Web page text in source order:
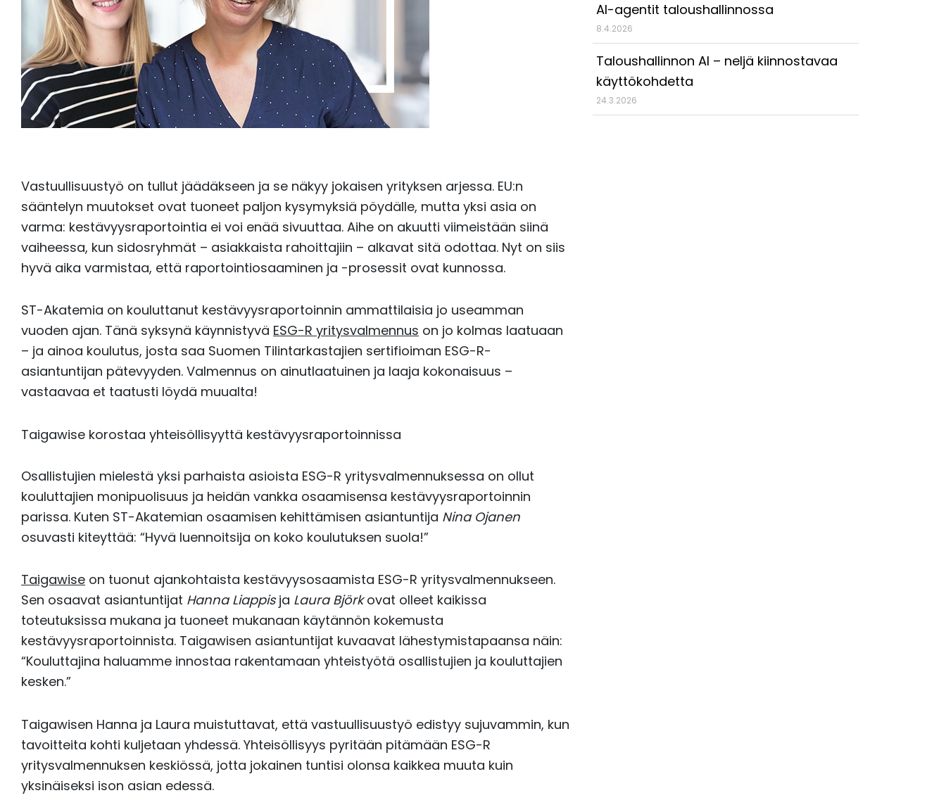
Vastuullisuustyö on tullut jäädäkseen ja se näkyy jokaisen yrityksen arjessa. EU:n
sääntelyn muutokset ovat tuoneet paljon kysymyksiä pöydälle, mutta yksi asia on
varma: kestävyysraportointia ei voi enää sivuuttaa. Aihe on akuutti viimeistään siinä
vaiheessa, kun sidosryhmät – asiakkaista rahoittajiin – alkavat sitä odottaa. Nyt on siis
hyvä aika varmistaa, että raportointiosaaminen ja -prosessit ovat kunnossa.
ST-Akatemia on kouluttanut kestävyysraportoinnin ammattilaisia jo useamman
vuoden ajan. Tänä syksynä käynnistyvä ESG-R yritysvalmennus on jo kolmas laatuaan
– ja ainoa koulutus, josta saa Suomen Tilintarkastajien sertifioiman ESG-R-
asiantuntijan pätevyyden. Valmennus on ainutlaatuinen ja laaja kokonaisuus –
vastaavaa et taatusti löydä muualta!
Taigawise korostaa yhteisöllisyyttä kestävyysraportoinnissa
Osallistujien mielestä yksi parhaista asioista ESG-R yritysvalmennuksessa on ollut
kouluttajien monipuolisuus ja heidän vankka osaamisensa kestävyysraportoinnin
parissa. Kuten ST-Akatemian osaamisen kehittämisen asiantuntija Nina Ojanen
osuvasti kiteyttää: “Hyvä luennoitsija on koko koulutuksen suola!”
Taigawise on tuonut ajankohtaista kestävyysosaamista ESG-R yritysvalmennukseen.
Sen osaavat asiantuntijat Hanna Liappisja Laura Björkovat olleet kaikissa
toteutuksissa mukana ja tuoneet mukanaan käytännön kokemusta
kestävyysraportoinnista. Taigawisen asiantuntijat kuvaavat lähestymistapaansa näin:
“Kouluttajina haluamme innostaa rakentamaan yhteistyötä osallistujien ja kouluttajien
kesken.”
Taigawisen Hanna ja Laura muistuttavat, että vastuullisuustyö edistyy sujuvammin, kun
tavoitteita kohti kuljetaan yhdessä. Yhteisöllisyys pyritään pitämään ESG-R
yritysvalmennuksen keskiössä, jotta jokainen tuntisi olonsa kaikkea muuta kuin
yksinäiseksi ison asian edessä.
AI-agentit taloushallinnossa
8.4.2026
Taloushallinnon AI – neljä kiinnostavaa
käyttökohdetta
24.3.2026